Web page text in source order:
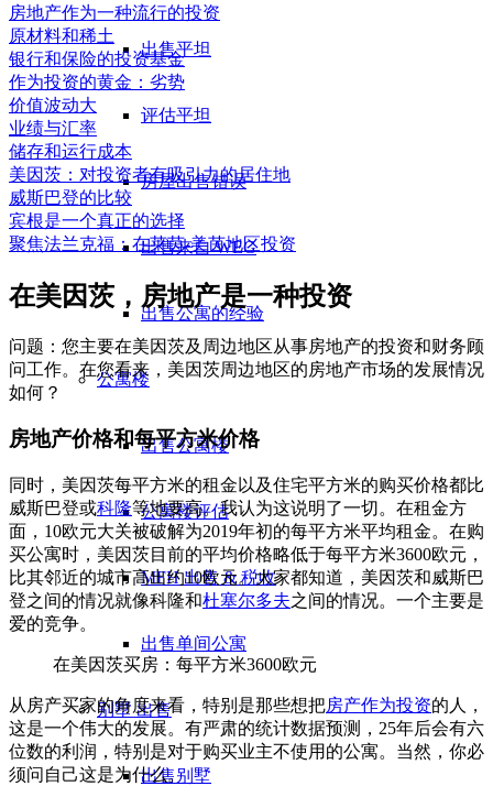
出售平坦
评估平坦
房屋出售错误
出售来自 WEG
出售公寓的经验
公寓楼
出售公寓楼
公寓楼评估
MFH 出售 & 税收
出售单间公寓
别墅出售
出售别墅
房地产作为一种流行的投资
原材料和稀土
银行和保险的投资基金
作为投资的黄金：劣势
价值波动大
业绩与汇率
储存和运行成本
美因茨：对投资者有吸引力的居住地
威斯巴登的比较
宾根是一个真正的选择
聚焦法兰克福：在莱茵-美茵地区投资
在美因茨，房地产是一种投资
问题：您主要在美因茨及周边地区从事房地产的投资和财务顾
问工作。在您看来，美因茨周边地区的房地产市场的发展情况
如何？
房地产价格和每平方米价格
同时，美因茨每平方米的租金以及住宅平方米的购买价格都比
威斯巴登或科隆等地要高。我认为这说明了一切。在租金方
面，10欧元大关被破解为2019年初的每平方米平均租金。在购
买公寓时，美因茨目前的平均价格略低于每平方米3600欧元，
比其邻近的城市高出约10欧元。大家都知道，美因茨和威斯巴
登之间的情况就像科隆和杜塞尔多夫之间的情况。一个主要是
爱的竞争。
在美因茨买房：每平方米3600欧元
从房产买家的角度来看，特别是那些想把房产作为投资的人，
这是一个伟大的发展。有严肃的统计数据预测，25年后会有六
位数的利润，特别是对于购买业主不使用的公寓。当然，你必
须问自己这是为什么。